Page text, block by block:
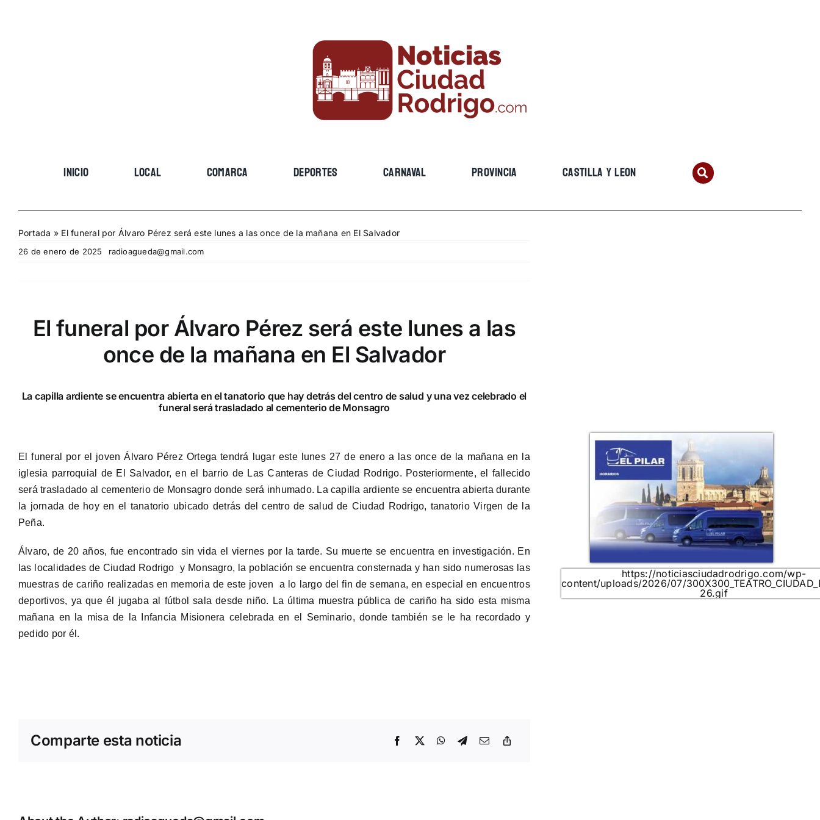
INICIO LOCAL COMARCA DEPORTES CARNAVAL PROVINCIA CASTILLA Y LEON
Portada » El funeral por Álvaro Pérez será este lunes a las once de la mañana en El Salvador
26 de enero de 2025 radioagueda@gmail.com
El funeral por Álvaro Pérez será este lunes a las
once de la mañana en El Salvador
La capilla ardiente se encuentra abierta en el tanatorio que hay detrás del centro de salud y una vez celebrado el
funeral será trasladado al cementerio de Monsagro
El funeral por el joven Álvaro Pérez Ortega tendrá lugar este lunes 27 de enero a las once de la mañana en la
iglesia parroquial de El Salvador, en el barrio de Las Canteras de Ciudad Rodrigo. Posteriormente, el fallecido
será trasladado al cementerio de Monsagro donde será inhumado. La capilla ardiente se encuentra abierta durante
la jornada de hoy en el tanatorio ubicado detrás del centro de salud de Ciudad Rodrigo, tanatorio Virgen de la
Peña.
Álvaro, de 20 años, fue encontrado sin vida el viernes por la tarde. Su muerte se encuentra en investigación. En
las localidades de Ciudad Rodrigo y Monsagro, la población se encuentra consternada y han sido numerosas las
muestras de cariño realizadas en memoria de este joven a lo largo del fin de semana, en especial en encuentros
deportivos, ya que él jugaba al fútbol sala desde niño. La última muestra pública de cariño ha sido esta misma
mañana en la misa de la Infancia Misionera celebrada en el Seminario, donde también se le ha recordado y
pedido por él.
Comparte esta noticia
https://noticiasciudadrodrigo.com/wp-
content/uploads/2026/07/
26.gif